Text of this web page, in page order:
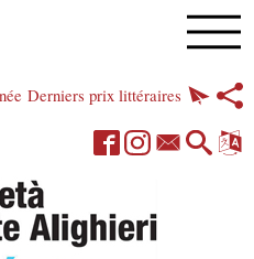
Derniers prix littéraires